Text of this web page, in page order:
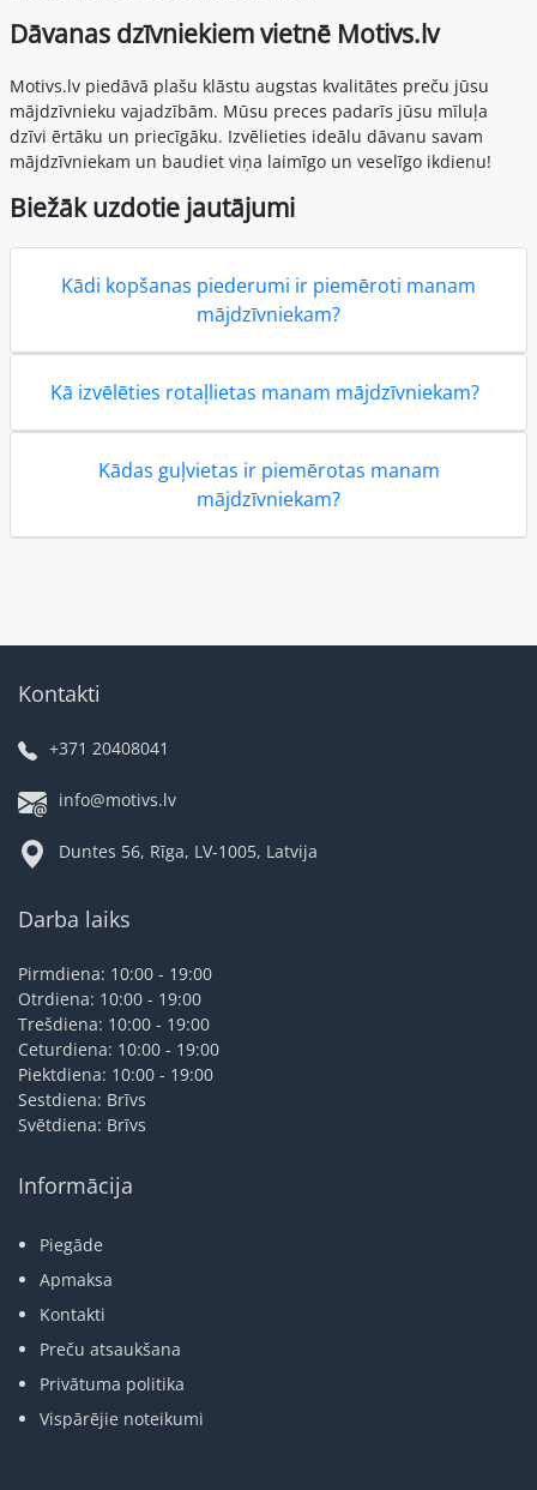
Dāvanas dzīvniekiem vietnē Motivs.lv
Motivs.lv piedāvā plašu klāstu augstas kvalitātes preču jūsu
mājdzīvnieku vajadzībām. Mūsu preces padarīs jūsu mīluļa
dzīvi ērtāku un priecīgāku. Izvēlieties ideālu dāvanu savam
mājdzīvniekam un baudiet viņa laimīgo un veselīgo ikdienu!
Biežāk uzdotie jautājumi
Kādi kopšanas piederumi ir piemēroti manam
mājdzīvniekam?
Kā izvēlēties rotaļlietas manam mājdzīvniekam?
Kādas guļvietas ir piemērotas manam
mājdzīvniekam?
Kontakti
+371 20408041
info@motivs.lv
Duntes 56, Rīga, LV-1005, Latvija
Darba laiks
Pirmdiena: 10:00 - 19:00
Otrdiena: 10:00 - 19:00
Trešdiena: 10:00 - 19:00
Ceturdiena: 10:00 - 19:00
Piektdiena: 10:00 - 19:00
Sestdiena: Brīvs
Svētdiena: Brīvs
Informācija
Piegāde
Apmaksa
Kontakti
Preču atsaukšana
Privātuma politika
Vispārējie noteikumi